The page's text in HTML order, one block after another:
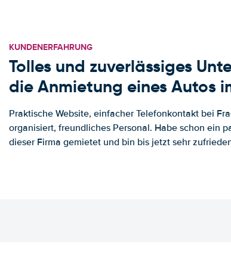
KUNDENERFAHRUNG
Tolles und zuverlässiges
die Anmietung eines Autos
Praktische Website, einfacher Telefonkontakt bei
organisiert, freundliches Personal. Habe schon ein
dieser Firma gemietet und bin bis jetzt sehr